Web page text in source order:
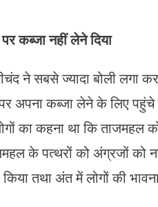
कब्जा नहीं लेने दिया
ने सबसे ज्यादा बोली लगा
अपना कब्जा लेने के लिए पहुंचे
का कहना था कि ताजमहल
के पत्थरों को अंग्रजों को
किया तथा अंत में लोगों की